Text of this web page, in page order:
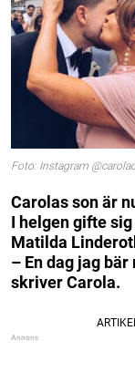
Foto: Instagram
Carolas son är
I helgen gifte
Matilda
– En dag jag
skriver Carola.